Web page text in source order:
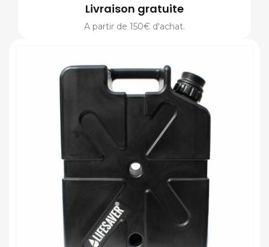
Livraison gratuite
A partir de 150€ d'achat.